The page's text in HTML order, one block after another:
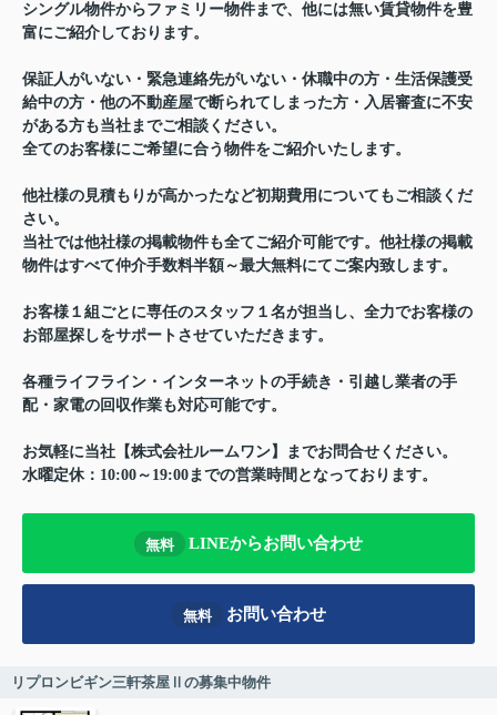
シングル物件からファミリー物件まで、他には無い賃貸物件を豊
富にご紹介しております。
保証人がいない・緊急連絡先がいない・休職中の方・生活保護受
給中の方・他の不動産屋で断られてしまった方・入居審査に不安
がある方も当社までご相談ください。
全てのお客様にご希望に合う物件をご紹介いたします。
他社様の見積もりが高かったなど初期費用についてもご相談くだ
さい。
当社では他社様の掲載物件も全てご紹介可能です。他社様の掲載
物件はすべて仲介手数料半額～最大無料にてご案内致します。
お客様１組ごとに専任のスタッフ１名が担当し、全力でお客様の
お部屋探しをサポートさせていただきます。
各種ライフライン・インターネットの手続き・引越し業者の手
配・家電の回収作業も対応可能です。
お気軽に当社【株式会社ルームワン】までお問合せください。
水曜定休：10:00～19:00までの営業時間となっております。
無料 LINEからお問い合わせ
無料 お問い合わせ
リプロンビギン三軒茶屋Ⅱの募集中物件